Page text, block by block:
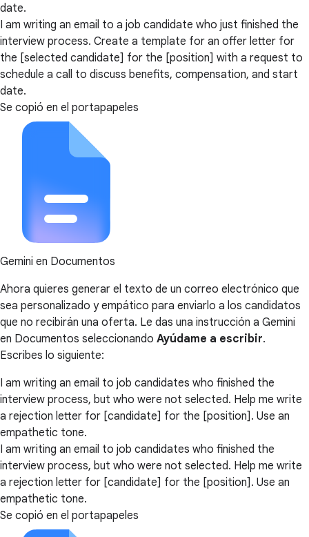
date.
I am writing an email to a job candidate who just finished the
interview process. Create a template for an offer letter for
the [selected candidate] for the [position] with a request to
schedule a call to discuss benefits, compensation, and start
date.
Se copió en el portapapeles
Gemini en Documentos
Ahora quieres generar el texto de un correo electrónico que
sea personalizado y empático para enviarlo a los candidatos
que no recibirán una oferta. Le das una instrucción a Gemini
en Documentos seleccionando Ayúdame a escribir.
Escribes lo siguiente:
I am writing an email to job candidates who finished the
interview process, but who were not selected. Help me write
a rejection letter for [candidate] for the [position]. Use an
empathetic tone.
I am writing an email to job candidates who finished the
interview process, but who were not selected. Help me write
a rejection letter for [candidate] for the [position]. Use an
empathetic tone.
Se copió en el portapapeles